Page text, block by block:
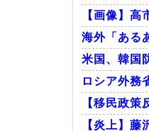
【画像】
海外「ある
米国、韓国
ロシア外務
【移民政
【炎上】